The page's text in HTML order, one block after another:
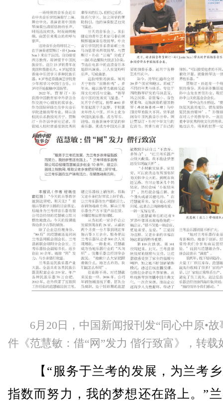
6月20日，中国新闻报刊发“同心中原•故
件《范慧敏：借“网”发力 偕行致富》，转载
【“服务于兰考的发展，为兰考乡
指数而努力，我的梦想还在路上。”